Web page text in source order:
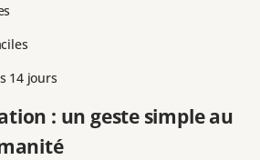
14 jours
: un geste simple au